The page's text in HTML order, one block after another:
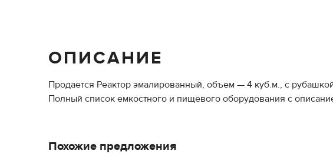
ОПИСАНИЕ
Продается Реактор эмалированный, объем — 4 куб.м., с
Полный список емкостного и пищевого оборудования с
Похожие предложения